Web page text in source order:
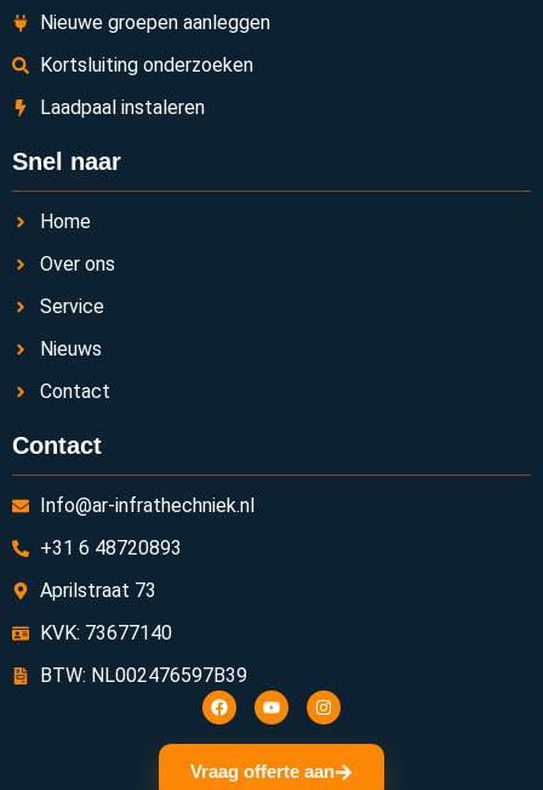
Nieuwe groepen aanleggen
Kortsluiting onderzoeken
Laadpaal instaleren
Snel naar
Home
Over ons
Service
Nieuws
Contact
Contact
Info@ar-infrathechniek.nl
+31 6 48720893
Aprilstraat 73
KVK: 73677140
BTW: NL002476597B39
Vraag offerte aan